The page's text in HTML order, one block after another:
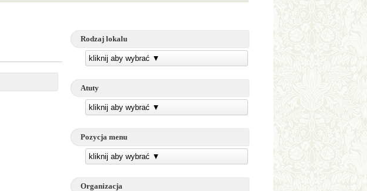
Rodzaj lokalu
kliknij aby wybrać ▼
Atuty
kliknij aby wybrać ▼
Pozycja menu
kliknij aby wybrać ▼
Organizacja